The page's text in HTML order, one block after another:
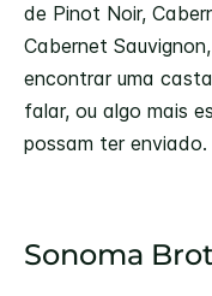
de Pinot Noir,
Cabernet
encontrar uma
falar, ou algo mais
possam ter enviado.
Sonoma